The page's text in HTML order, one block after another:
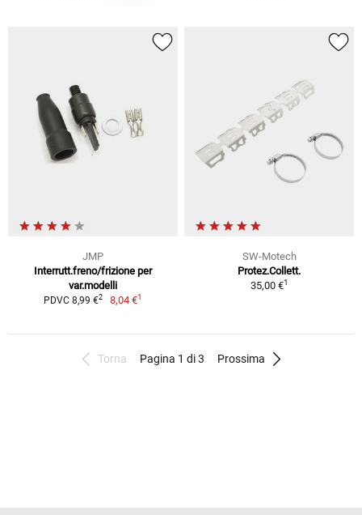
JMP
Interrutt.freno/frizione per
var.modelli
PDVC 8,99 €2 8,04 €1
SW-Motech
Protez.Collett.
35,00 €1
Torna Pagina 1 di 3 Prossima